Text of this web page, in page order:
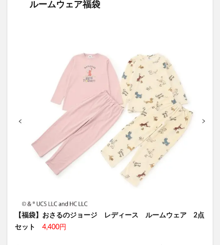
ルームウェア福袋
【福袋】おさるのジョージ レディース ルームウェア 2点
セット
4,400円